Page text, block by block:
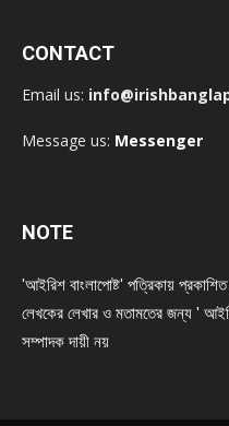
CONTACT
Email us:
Message us: Messenger
NOTE
'আইরিশ বাংলাপোষ্ট' পত্রিকায়
লেখকের লেখার ও মতামতের জন্য '
সম্পাদক দায়ী নয়